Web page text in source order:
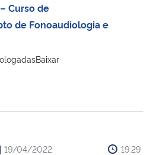
Curso de
de Fonoaudiologia e
19/04/2022 19:29